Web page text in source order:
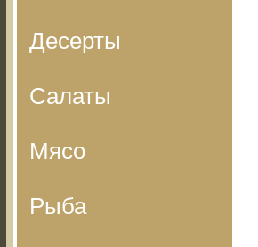
Десерты
Салаты
Мясо
Рыба